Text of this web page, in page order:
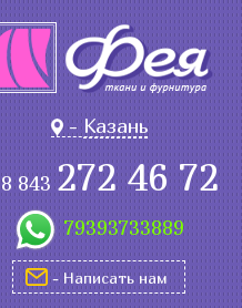
-Казань
8 843272 46 72
79393733889
- Написать нам